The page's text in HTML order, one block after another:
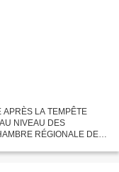
APRÈS LA TEMPÊTE
NIVEAU DES
RÉGIONALE DES